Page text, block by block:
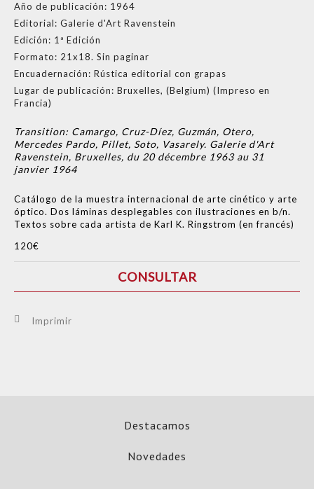
Año de publicación: 1964
Editorial: Galerie d'Art Ravenstein
Edición: 1ª Edición
Formato: 21x18. Sin paginar
Encuadernación: Rústica editorial con grapas
Lugar de publicación: Bruxelles, (Belgium) (Impreso en
Francia)
Transition: Camargo, Cruz-Díez, Guzmán, Otero,
Mercedes Pardo, Pillet, Soto, Vasarely. Galerie d'Art
Ravenstein, Bruxelles, du 20 décembre 1963 au 31
janvier 1964
Catálogo de la muestra internacional de arte cinético y arte
óptico. Dos láminas desplegables con ilustraciones en b/n.
Textos sobre cada artista de Karl K. Ringstrom (en francés)
120€
CONSULTAR
Imprimir
Destacamos
Novedades